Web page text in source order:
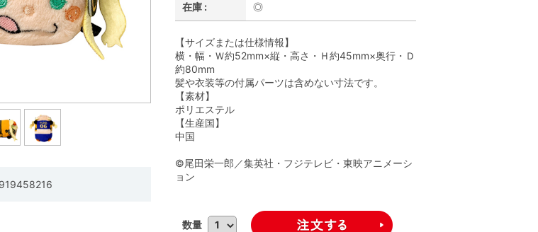
在庫 : ◎
【サイズまたは仕様情報】
横・幅・Ｗ約52mm×縦・高さ・Ｈ約45mm×奥行・Ｄ
約80mm
髪や衣装等の付属パーツは含めない寸法です。
【素材】
ポリエステル
【生産国】
中国
©尾田栄一郎／集英社・フジテレビ・東映アニメーシ
ョン
数量